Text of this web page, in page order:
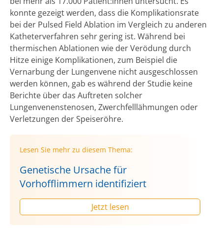
konnte gezeigt werden, dass die Komplikationsrate
bei der Pulsed Field Ablation im Vergleich zu anderen
Katheterverfahren sehr gering ist. Während bei
thermischen Ablationen wie der Verödung durch
Hitze einige Komplikationen, zum Beispiel die
Vernarbung der Lungenvene nicht ausgeschlossen
werden können, gab es während der Studie keine
Berichte über das Auftreten solcher
Lungenvenenstenosen, Zwerchfelllähmungen oder
Verletzungen der Speiseröhre.
Lesen Sie mehr zu diesem Thema:
Genetische Ursache für
Vorhofflimmern identifiziert
Jetzt lesen